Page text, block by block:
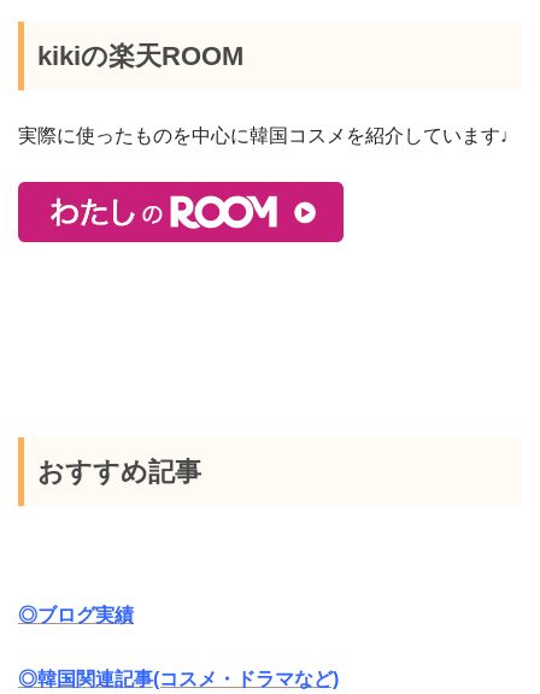
kikiの楽天ROOM
実際に使ったものを中心に韓国コスメを紹介しています♩
おすすめ記事
◎ブログ実績
◎韓国関連記事(コスメ・ドラマなど)